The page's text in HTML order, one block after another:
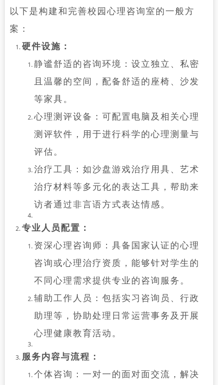
以下是构建和完善校园心理咨询室的一般方
案：
硬件设施：
静谧舒适的咨询环境：设立独立、私密
且温馨的空间，配备舒适的座椅、沙发
等家具。
心理测评设备：可配置电脑及相关心理
测评软件，用于进行科学的心理测量与
评估。
治疗工具：如沙盘游戏治疗用具、艺术
治疗材料等多元化的表达工具，帮助来
访者通过非言语方式表达情感。
专业人员配置：
资深心理咨询师：具备国家认证的心理
咨询或心理治疗资质，能够针对学生的
不同心理需求提供专业的咨询服务。
辅助工作人员：包括实习咨询员、行政
助理等，协助处理日常运营事务及开展
心理健康教育活动。
服务内容与流程：
个体咨询：一对一的面对面交流，解决